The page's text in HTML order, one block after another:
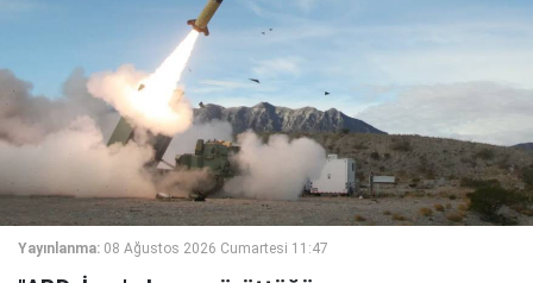
Yayınlanma: 08 Ağustos 2026 Cumartesi 11:47